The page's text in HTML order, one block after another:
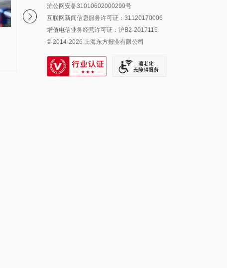
澎湃新闻抖音号
派生万物开放平台
IP SHANGHAI
SIXTH TONE
沪公网安备31010602000299号
互联网新闻信息服务许可证：31120170006
增值电信业务经营许可证：沪B2-2017116
© 2014-2026 上海东方报业有限公司